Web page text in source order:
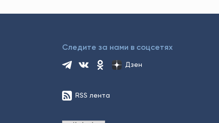
Следите за нами в соцсетях
Дзен
RSS лента